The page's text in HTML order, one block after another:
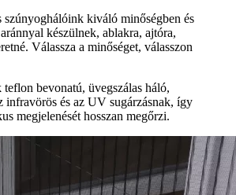
szúnyoghálóink kiváló minőségben és
készülnek, ablakra, ajtóra,
Válassza a minőséget, válasszon
bevonatú, üvegszálas háló,
infravörös és az UV sugárzásnak, így
megjelenését hosszan megőrzi.